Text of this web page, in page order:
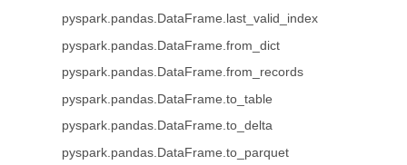
pyspark.pandas.DataFrame.last_valid_index
pyspark.pandas.DataFrame.from_dict
pyspark.pandas.DataFrame.from_records
pyspark.pandas.DataFrame.to_table
pyspark.pandas.DataFrame.to_delta
pyspark.pandas.DataFrame.to_parquet